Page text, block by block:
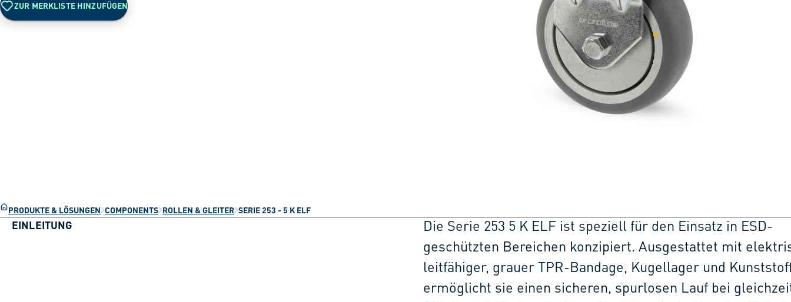
ZUR MERKLISTE HINZUFÜGEN
PRODUKTE & LÖSUNGEN COMPONENTS ROLLEN & GLEITER SERIE 253 - 5 K ELF
EINLEITUNG
Die Serie 253 5 K ELF ist speziell für den Einsatz in ESD-
geschützten Bereichen konzipiert. Ausgestattet mit
leitfähiger, grauer TPR-Bandage, Kugellager und
ermöglicht sie einen sicheren, spurlosen Lauf bei